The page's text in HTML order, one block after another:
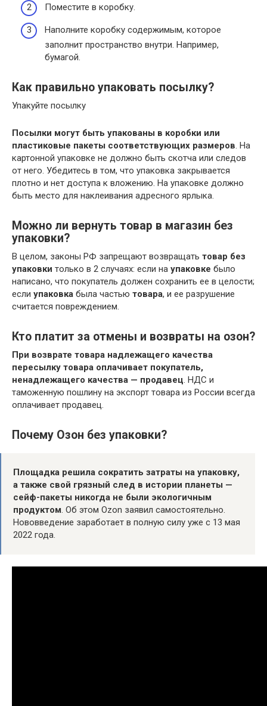
Поместите в коробку.
Наполните коробку содержимым, которое
заполнит пространство внутри. Например,
бумагой.
Как правильно упаковать посылку?
Упакуйте посылку
Посылки могут быть упакованы в коробки или
пластиковые пакеты соответствующих размеров. На
картонной упаковке не должно быть скотча или следов
от него. Убедитесь в том, что упаковка закрывается
плотно и нет доступа к вложению. На упаковке должно
быть место для наклеивания адресного ярлыка.
Можно ли вернуть товар в магазин без
упаковки?
В целом, законы РФ запрещают возвращать товар без
упаковки только в 2 случаях: если на упаковке было
написано, что покупатель должен сохранить ее в целости;
если упаковка была частью товара, и ее разрушение
считается повреждением.
Кто платит за отмены и возвраты на озон?
При возврате товара надлежащего качества
пересылку товара оплачивает покупатель,
ненадлежащего качества — продавец. НДС и
таможенную пошлину на экспорт товара из России всегда
оплачивает продавец.
Почему Озон без упаковки?
Площадка решила сократить затраты на упаковку,
а также свой грязный след в истории планеты —
сейф-пакеты никогда не были экологичным
продуктом. Об этом Ozon заявил самостоятельно.
Нововведение заработает в полную силу уже с 13 мая
2022 года.